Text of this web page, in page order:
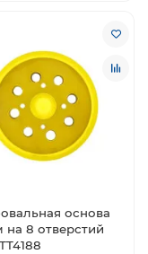
основа
на 8 отверстий